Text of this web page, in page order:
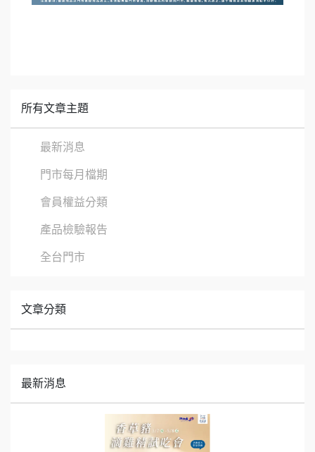
所有文章主題
最新消息
門市每月檔期
會員權益分類
產品檢驗報告
全台門市
文章分類
最新消息